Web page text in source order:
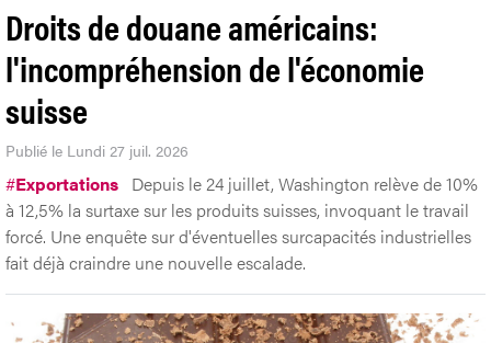
Droits de douane américains:
l'incompréhension de l'économie
suisse
Publié le Lundi 27 juil. 2026
#Exportations Depuis le 24 juillet, Washington relève de 10%
à 12,5% la surtaxe sur les produits suisses, invoquant le travail
forcé. Une enquête sur d'éventuelles surcapacités industrielles
fait déjà craindre une nouvelle escalade.